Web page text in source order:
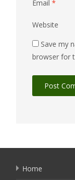
Email *
Website
Save my
browser for
Home